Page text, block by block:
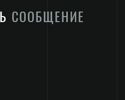
СООБЩЕНИЕ